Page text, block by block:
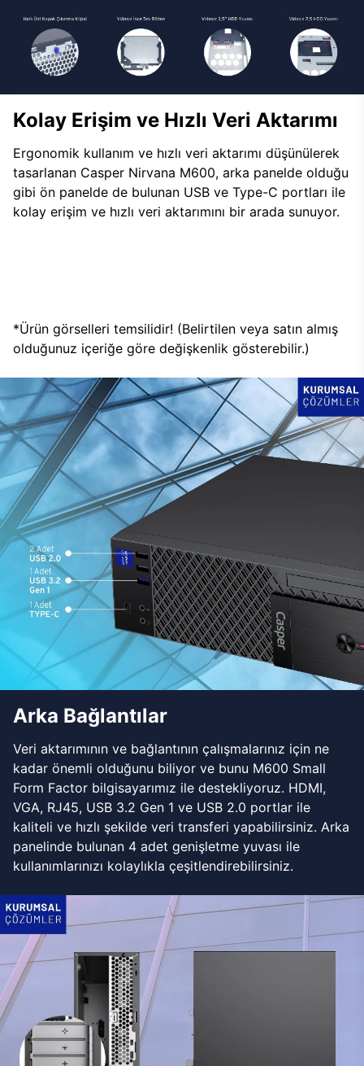
Kolay Erişim ve Hızlı Veri Aktarımı
Ergonomik kullanım ve hızlı veri aktarımı düşünülerek
tasarlanan Casper Nirvana M600, arka panelde olduğu
gibi ön panelde de bulunan USB ve Type-C portları ile
kolay erişim ve hızlı veri aktarımını bir arada sunuyor.
*Ürün görselleri temsilidir! (Belirtilen veya satın almış
olduğunuz içeriğe göre değişkenlik gösterebilir.)
Arka Bağlantılar
Veri aktarımının ve bağlantının çalışmalarınız için ne
kadar önemli olduğunu biliyor ve bunu M600 Small
Form Factor bilgisayarımız ile destekliyoruz. HDMI,
VGA, RJ45, USB 3.2 Gen 1 ve USB 2.0 portlar ile
kaliteli ve hızlı şekilde veri transferi yapabilirsiniz. Arka
panelinde bulunan 4 adet genişletme yuvası ile
kullanımlarınızı kolaylıkla çeşitlendirebilirsiniz.